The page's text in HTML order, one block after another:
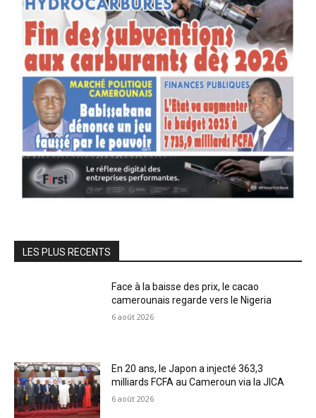
LES PLUS RECENTS
Face à la baisse des prix, le cacao
camerounais regarde vers le Nigeria
6 août 2026
En 20 ans, le Japon a injecté 363,3
milliards FCFA au Cameroun via la JICA
6 août 2026